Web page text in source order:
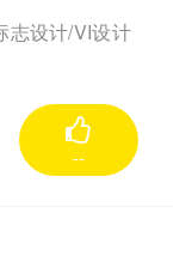
志设计/VI设计
--